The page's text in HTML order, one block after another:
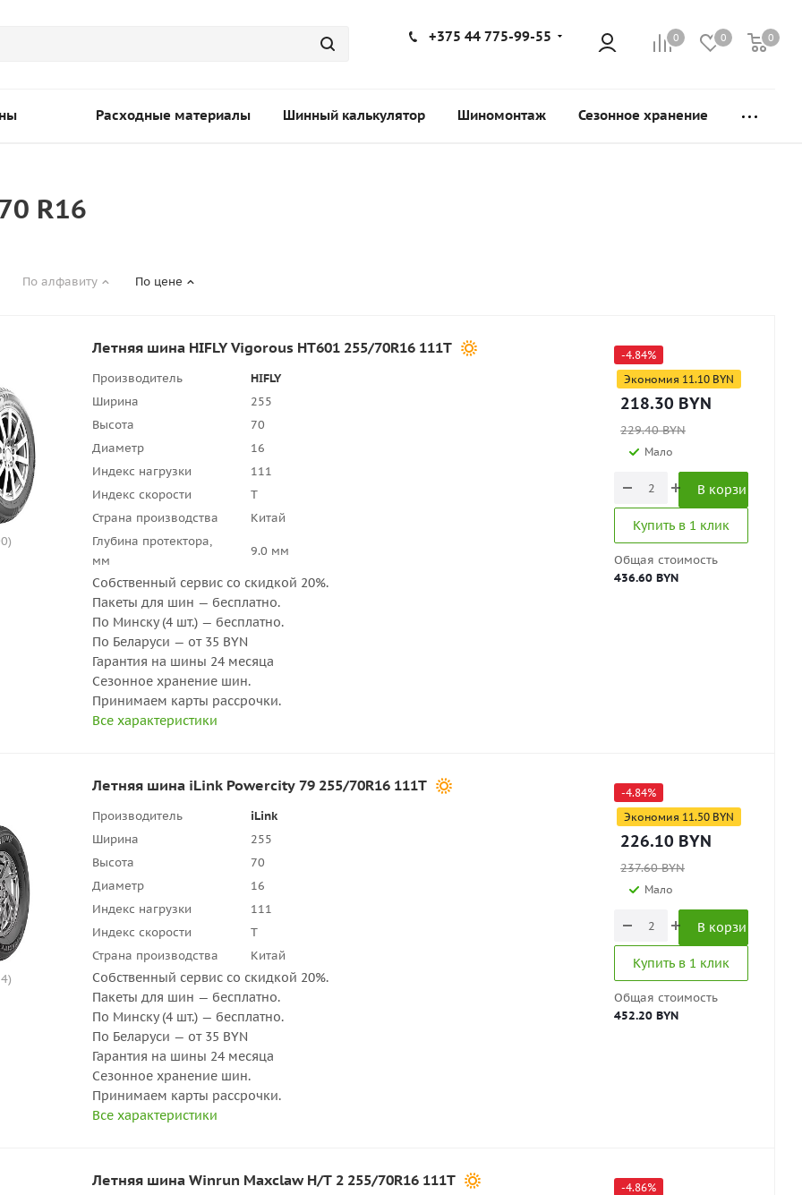
0 0 0
+375 44 775-99-55
Расходные материалы Шинный калькулятор Шиномонтаж Сезонное хранение
R16
По алфавиту По цене
Летняя шина HIFLY Vigorous HT601 255/70R16 111T
Производитель
HIFLY
Ширина
255
Высота
70
Диаметр
16
Индекс нагрузки
111
Индекс скорости
T
Страна производства
Китай
Глубина протектора,
мм
9.0 мм
Собственный сервис со скидкой 20%.
Пакеты для шин — бесплатно.
По Минску (4 шт.) — бесплатно.
По Беларуси — от 35 BYN
Гарантия на шины 24 месяца
Сезонное хранение шин.
Принимаем карты рассрочки.
Все характеристики
-4.84%
Экономия 11.10 BYN
218.30 BYN
229.40BYN
Мало
В корзину
Купить в 1 клик
Общая стоимость
436.60 BYN
Летняя шина iLink Powercity 79 255/70R16 111T
Производитель
iLink
Ширина
255
Высота
70
Диаметр
16
Индекс нагрузки
111
Индекс скорости
T
Страна производства
Китай
Собственный сервис со скидкой 20%.
Пакеты для шин — бесплатно.
По Минску (4 шт.) — бесплатно.
По Беларуси — от 35 BYN
Гарантия на шины 24 месяца
Сезонное хранение шин.
Принимаем карты рассрочки.
Все характеристики
-4.84%
Экономия 11.50 BYN
226.10 BYN
237.60BYN
Мало
В корзину
Купить в 1 клик
Общая стоимость
452.20 BYN
Летняя шина Winrun Maxclaw H/T 2 255/70R16 111T -4.86%